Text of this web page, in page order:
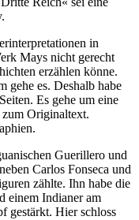
in
Mays nicht gerecht
erzählen könne.
gehe es. Deshalb habe
Es gehe um eine
Originaltext.
Guerillero und
Carlos Fonseca und
zählte. Ihn habe die
einem Indianer am
gestärkt. Hier schloss